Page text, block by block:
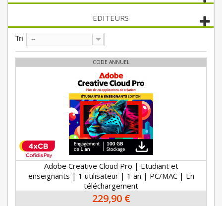
EDITEURS
Tri --
CODE ANNUEL
Adobe Creative Cloud Pro | Etudiant et
enseignants | 1 utilisateur | 1 an | PC/MAC | En
téléchargement
229,90 €